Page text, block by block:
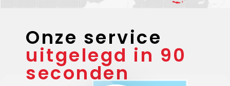
Onze service
uitgelegd in 90
seconden